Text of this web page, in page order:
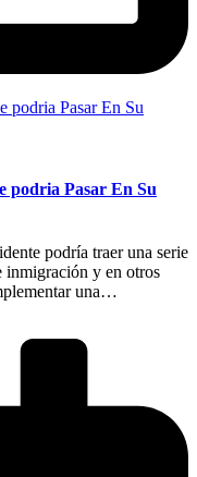
podria Pasar En Su
podría traer una serie
inmigración y en otros
una…